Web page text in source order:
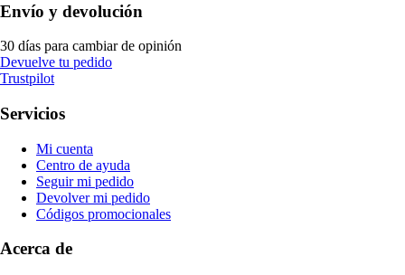
Envío y devolución
30 días para cambiar de opinión
Devuelve tu pedido
Trustpilot
Servicios
Mi cuenta
Centro de ayuda
Seguir mi pedido
Devolver mi pedido
Códigos promocionales
Acerca de